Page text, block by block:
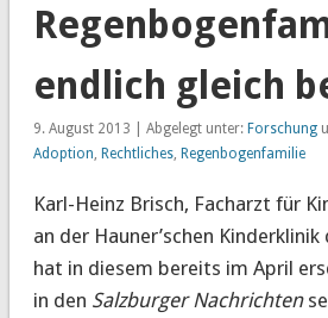
endlich gleich
9. August 2013 | Abgelegt unter: Forschung
Adoption Rechtliches, Regenbogenfamilie
Karl-Heinz Brisch, Facharzt für
an der Hauner’schen
hat in diesem bereits im April
in den Salzburger Nachrichten